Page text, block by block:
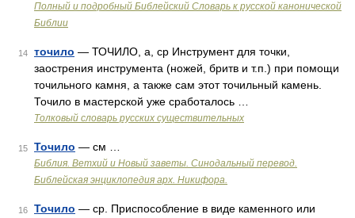
Полный и подробный Библейский Словарь к русской канонической
Библии
14 точило — ТОЧИЛО, а, ср Инструмент для точки,
заострения инструмента (ножей, бритв и т.п.) при помощи
точильного камня, а также сам этот точильный камень.
Точило в мастерской уже сработалось …
Толковый словарь русских существительных
15 Точило — см …
Библия. Ветхий и Новый заветы. Синодальный перевод.
Библейская энциклопедия арх. Никифора.
16 Точило — ср. Приспособление в виде каменного или